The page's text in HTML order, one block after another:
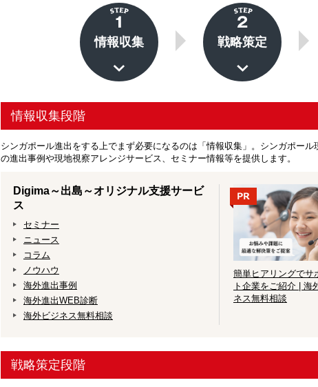
情報収集 戦略策定
情報収集段階
シンガポール進出をする上でまず必要になるのは「情報収集」。シンガポー
の進出事例や現地視察アレンジサービス、セミナー情報等を提供します。
Digima～出島～オリジナル支援サービ
ス
セミナー
ニュース
コラム
ノウハウ
海外進出事例
海外進出WEB診断
海外ビジネス無料相談
簡単ヒアリングでサ
ト企業をご紹介 | 海
ネス無料相談
戦略策定段階